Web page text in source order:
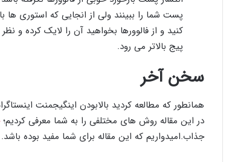
پست شما را ببینند ولی از انجایی که استوری ها
کنید و از فالوورها بخواهید آن را لایک کرده و
پیج بالاتر می رود.
سخن آخر
همانطور که مطالعه کردید بالابودن اینگیجمنت
در این مقاله روش‌ های مختلفی را به شما معرفی کردیم؛
جذاب.امیدواریم که این مقاله برای شما مفید بوده